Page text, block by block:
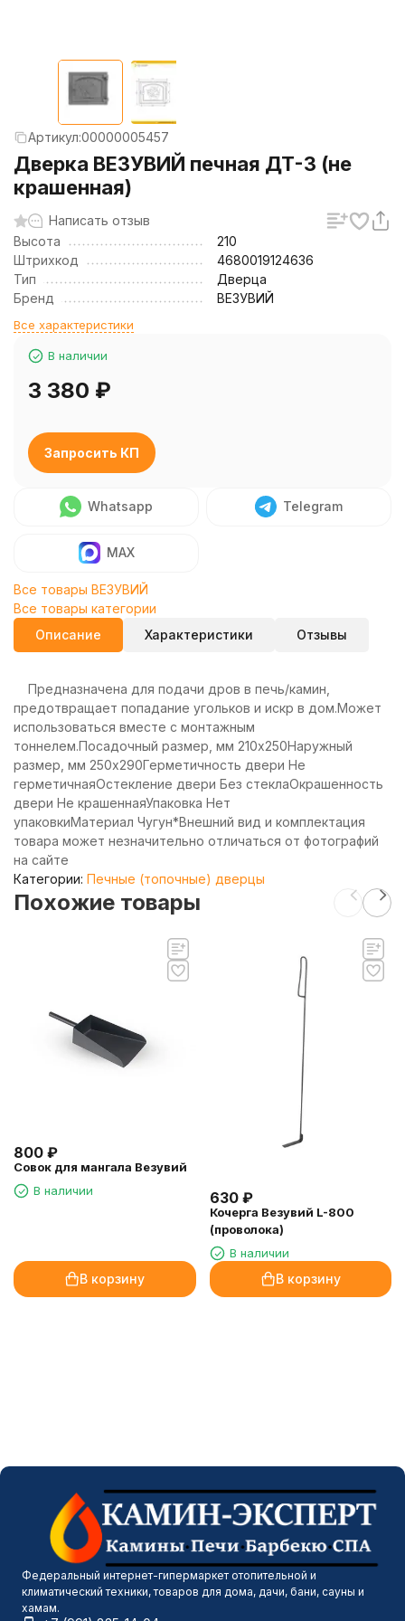
Артикул:00000005457
Дверка ВЕЗУВИЙ печная ДТ-3 (не
крашенная)
Написать отзыв
Высота
210
Штрихкод
4680019124636
Тип
Дверца
Бренд
ВЕЗУВИЙ
Все характеристики
В наличии
3 380 ₽
Запросить КП
Whatsapp Telegram
MAX
Все товары ВЕЗУВИЙ
Все товары категории
Описание
Характеристики Отзывы
Предназначена для подачи дров в печь/камин,
предотвращает попадание угольков и искр в дом.Может
использоваться вместе с монтажным
тоннелем.Посадочный размер, мм 210x250Наружный
размер, мм 250x290Герметичность двери Не
герметичнаяОстекление двери Без стеклаОкрашенность
двери Не крашеннаяУпаковка Нет
упаковкиМатериал Чугун*Внешний вид и комплектация
товара может незначительно отличаться от фотографий
на сайте
Категории: Печные (топочные) дверцы
Похожие товары
800 ₽
Совок для мангала Везувий
В наличии
В корзину
630 ₽
Кочерга Везувий L-800
(проволока)
В наличии
В корзину
Федеральный интернет-гипермаркет отопительной и
климатический техники, товаров для дома, дачи, бани, сауны и
хамам.